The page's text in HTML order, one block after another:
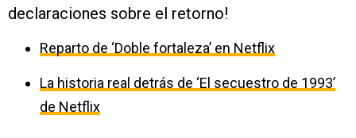
declaraciones sobre el retorno!
Reparto de ‘Doble fortaleza’ en Netflix
La historia real detrás de ‘El secuestro de 1993’
de Netflix